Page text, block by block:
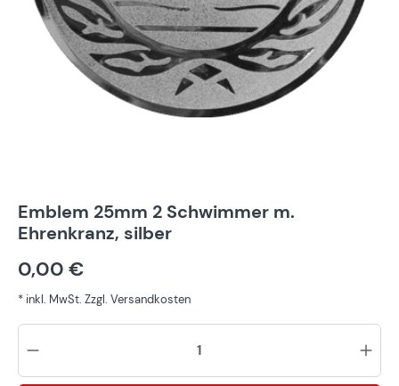
Emblem 25mm 2 Schwimmer m.
Ehrenkranz, silber
0,00 €
* inkl. MwSt. Zzgl. Versandkosten